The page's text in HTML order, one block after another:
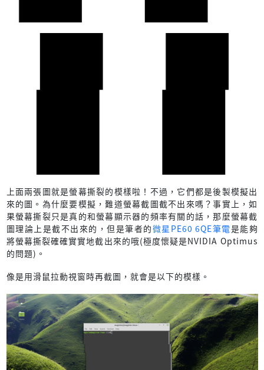
上面兩張圖就是螢幕撕裂的模樣啦！不過，它們都是後製模擬出
來的圖。為什麼要模擬，難道螢幕截圖截不出來嗎？事實上，如
果螢幕撕裂只是真的和螢幕顯示器的頻率有關的話，那麼螢幕截
圖理論上是截不出來的，但是筆者的微星PE60 6QE筆電是能夠
將螢幕撕裂確確實實地截出來的哦(極度懷疑是NVIDIA Optimus
的問題)。
像是用滑鼠拉動視窗時再截圖，就會是以下的模樣。